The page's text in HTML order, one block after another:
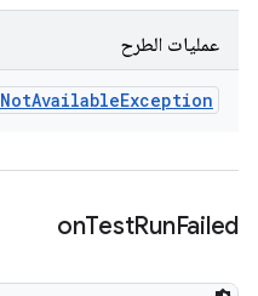
عمليات الطرح
NotAvailableException
onTestRunFailed